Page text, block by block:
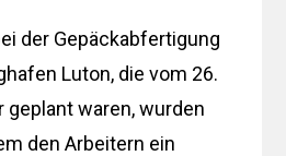
der Gepäckabfertigung
Luton, die vom 26.
geplant waren, wurden
den Arbeitern ein